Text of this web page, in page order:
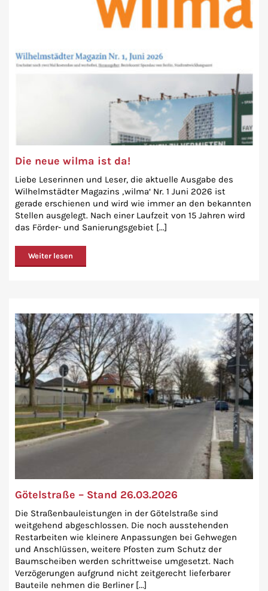
Die neue wilma ist da!
Liebe Leserinnen und Leser, die aktuelle Ausgabe des
Wilhelmstädter Magazins ‚wilma‘ Nr. 1 Juni 2026 ist
gerade erschienen und wird wie immer an den bekannten
Stellen ausgelegt. Nach einer Laufzeit von 15 Jahren wird
das Förder- und Sanierungsgebiet [...]
Weiter lesen
Götelstraße – Stand 26.03.2026
Die Straßenbauleistungen in der Götelstraße sind
weitgehend abgeschlossen. Die noch ausstehenden
Restarbeiten wie kleinere Anpassungen bei Gehwegen
und Anschlüssen, weitere Pfosten zum Schutz der
Baumscheiben werden schrittweise umgesetzt. Nach
Verzögerungen aufgrund nicht zeitgerecht lieferbarer
Bauteile nehmen die Berliner [...]